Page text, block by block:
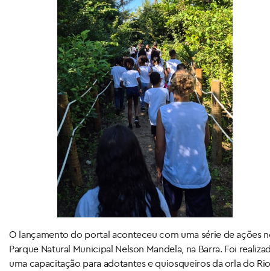
O lançamento do portal aconteceu com uma série de ações
Parque Natural Municipal Nelson Mandela, na Barra. Foi
uma capacitação para adotantes e quiosqueiros da orla do